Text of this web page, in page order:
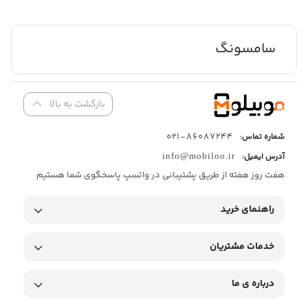
سامسونگ
بازگشت به بالا
شماره تماس: 86087244-021
آدرس ایمیل: info@mobiloo.ir
هفت روز هفته از طریق پشتیبانی در واتسپ پاسخگوی شما هستیم
راهنمای خرید
خدمات مشتریان
درباره ی ما